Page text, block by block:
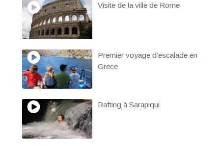
Visite de la ville de Rome
Premier voyage d’escalade en
Grèce
Rafting à Sarapiqui